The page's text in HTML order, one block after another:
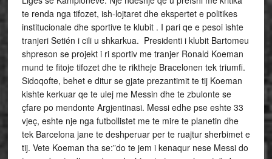
te renda nga tifozet, ish-lojtaret dhe ekspertet e politikes
institucionale dhe sportive te klubit . I pari qe e pesoi ishte
tranjeri Setién i cili u shkarkua. Presidenti i klubit Bartomeu
shpreson se projekt i ri sportiv me tranjer Ronald Koeman
mund te fitoje tifozet dhe te riktheje Bracelonen tek triumfi.
Sidoqofte, behet e ditur se gjate prezantimit te tij Koeman
kishte kerkuar qe te ulej me Messin dhe te zbulonte se
çfare po mendonte Argjentinasi. Messi edhe pse eshte 33
vjeç, eshte nje nga futbollistet me te mire te planetin dhe
tek Barcelona jane te deshperuar per te ruajtur sherbimet e
tij. Vete Koeman tha se:”do te jem i kenaqur nese Messi do